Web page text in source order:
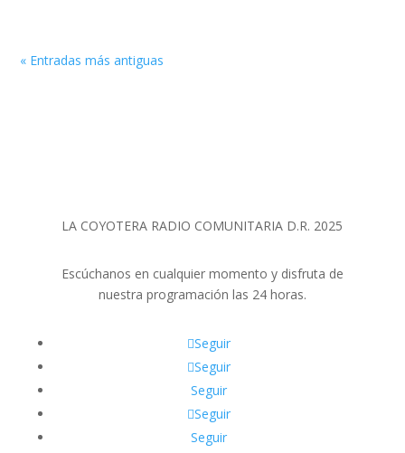
« Entradas más antiguas
LA COYOTERA RADIO COMUNITARIA D.R. 2025
Escúchanos en cualquier momento y disfruta de
nuestra programación las 24 horas.
Seguir
Seguir
Seguir
Seguir
Seguir